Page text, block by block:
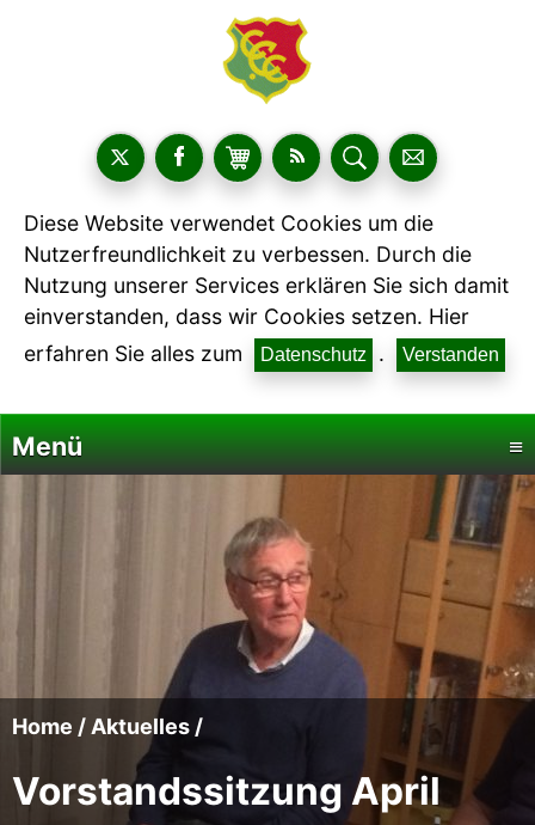
Diese Website verwendet Cookies um die
Nutzerfreundlichkeit zu verbessen. Durch die
Nutzung unserer Services erklären Sie sich damit
einverstanden, dass wir Cookies setzen. Hier
erfahren Sie alles zum
Datenschutz . Verstanden
Menü ≡
Der CCC
Fotoalben
Videos
Home / Aktuelles /
Vorstandssitzung April